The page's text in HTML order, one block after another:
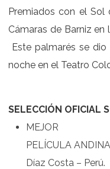
Premiados con el
Cámaras de Barniz en
Este palmarés se
noche en el Teatro
SELECCIÓN OFICIAL
MEJOR
PELÍCULA
Díaz Costa – Perú.